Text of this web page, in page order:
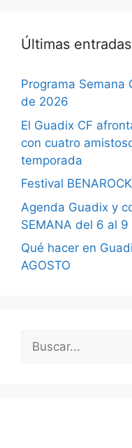
Últimas entradas
Programa Semana
de 2026
El Guadix CF
con cuatro
temporada
Festival
Agenda Guadix y
SEMANA del 6 al
Qué hacer en
AGOSTO
Buscar: